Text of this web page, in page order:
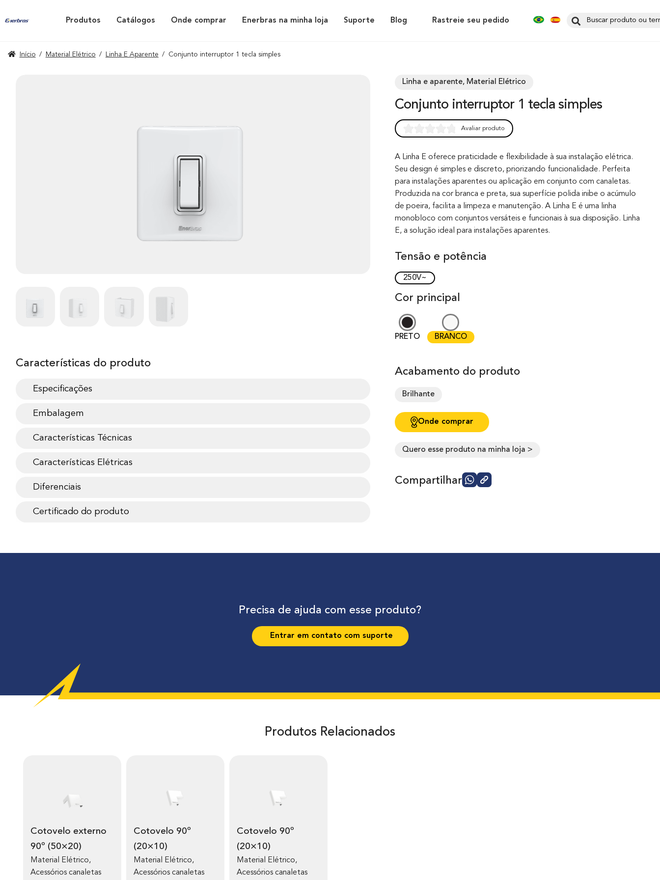
Produtos Catálogos Onde comprar Enerbras na minha loja Suporte Blog Rastreie seu pedido
Início / Material Elétrico / Linha E Aparente / Conjunto interruptor 1 tecla simples
Características do produto
Especificações
Embalagem
Características Técnicas
Características Elétricas
Diferenciais
Certificado do produto
Linha e aparente, Material Elétrico
Conjunto interruptor 1 tecla simples
out of 0
based on
customer
rating
Avaliar produto
A Linha E oferece praticidade e flexibilidade à sua instalação elétrica.
Seu design é simples e discreto, priorizando funcionalidade. Perfeita
para instalações aparentes ou aplicação em conjunto com canaletas.
Produzida na cor branca e preta, sua superfície polida inibe o acúmulo
de poeira, facilita a limpeza e manutenção. A Linha E é uma linha
monobloco com conjuntos versáteis e funcionais à sua disposição. Linha
E, a solução ideal para instalações aparentes.
Tensão e potência
250V~
Cor principal
PRETO BRANCO
Acabamento do produto
Brilhante
Onde comprar
Quero esse produto na minha loja >
Compartilhar
Precisa de ajuda com esse produto?
Entrar em contato com suporte
Produtos Relacionados
Cotovelo externo
90º (50×20)
Material Elétrico,
Acessórios canaletas
Cotovelo 90º
(20×10)
Material Elétrico,
Acessórios canaletas
Cotovelo 90º
(20×10)
Material Elétrico,
Acessórios canaletas